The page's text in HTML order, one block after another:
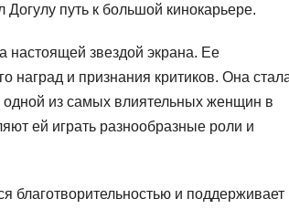
путь к большой кинокарьере.
настоящей звездой экрана. Ее
наград и признания критиков. Она
из самых влиятельных женщин в
ей играть разнообразные роли и
благотворительностью и поддерживает